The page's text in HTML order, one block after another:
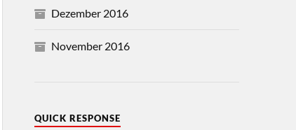
Dezember 2016
November 2016
QUICK RESPONSE